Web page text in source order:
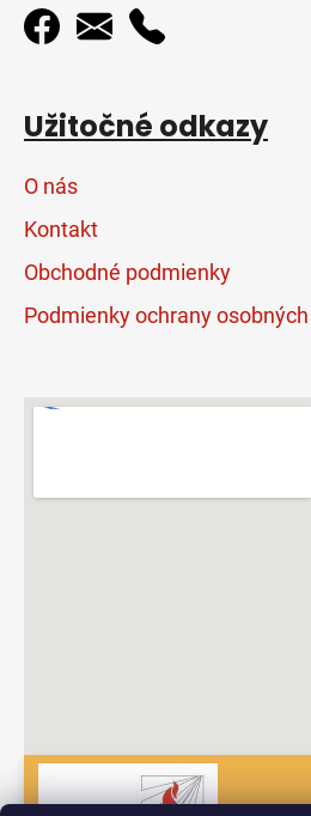
Užitočné odkazy
O nás
Kontakt
Obchodné podmienky
Podmienky ochrany